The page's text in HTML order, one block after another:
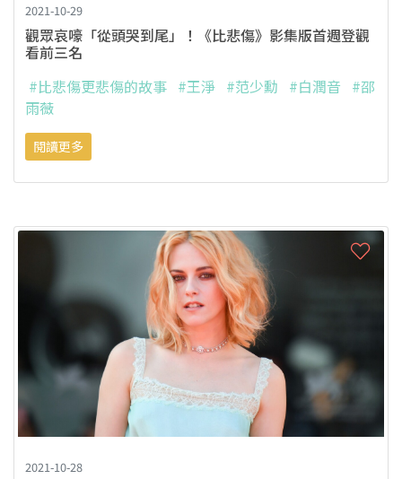
2021-10-29
觀眾哀嚎「從頭哭到尾」！《比悲傷》影集版首週登觀
看前三名
#比悲傷更悲傷的故事 #王淨 #范少勳 #白潤音 #邵
雨薇
閱讀更多
2021-10-28